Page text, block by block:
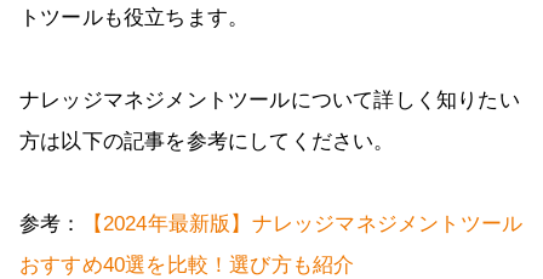
トツールも役立ちます。
ナレッジマネジメントツールについて詳しく知りたい
方は以下の記事を参考にしてください。
参考：
【2024年最新版】ナレッジマネジメントツール
おすすめ40選を比較！選び方も紹介